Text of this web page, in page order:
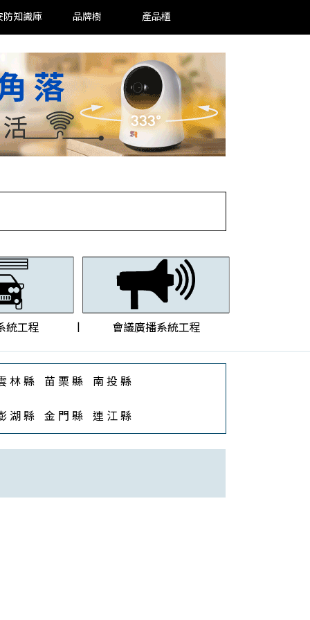
防知識庫 品牌樹 產品櫃
統工程 | 會議廣播系統工程
林 縣 苗 栗 縣 南 投 縣
湖 縣 金 門 縣 連 江 縣